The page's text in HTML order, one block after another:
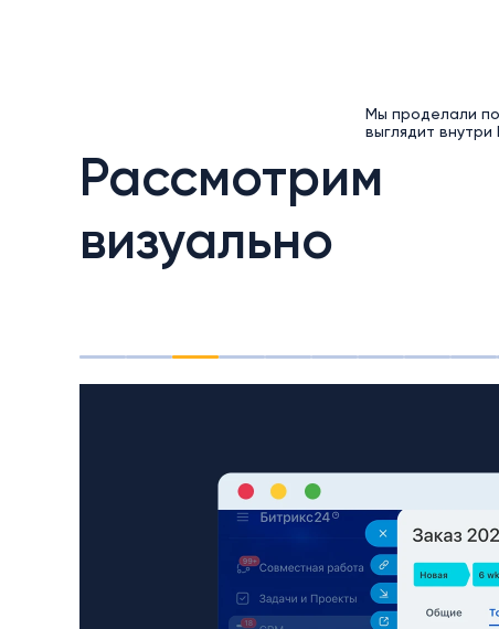
Рассмотрим
визуально
Мы проделали
выглядит внутри